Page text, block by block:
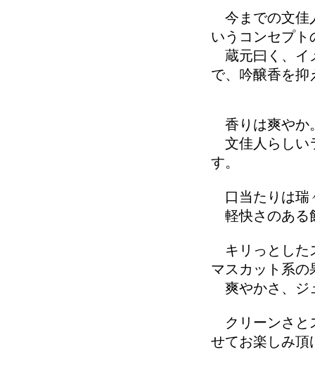
今までの文佳
いうコンセプト
蔵元曰く、イ
で、吟醸香を抑
香りは爽やか
文佳人らしい
す。
口当たりは瑞
軽快さのある
キリっとした
マスカット系の
爽やかさ、ジ
クリーンさと
せてお楽しみ頂